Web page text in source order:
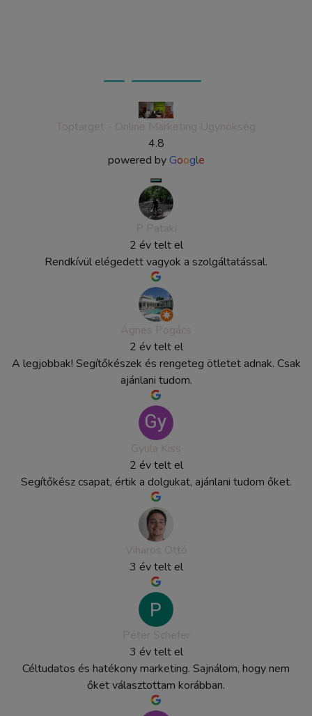
4.8
powered by Google
2 év telt el
Rendkívül elégedett vagyok a szolgáltatással.
2 év telt el
A legjobbak! Segítőkészek és rengeteg ötletet adnak. Csak
ajánlani tudom.
2 év telt el
Segítőkész csapat, értik a dolgukat, ajánlani tudom őket.
3 év telt el
3 év telt el
Céltudatos és hatékony marketing. Sajnálom, hogy nem
őket választottam korábban.